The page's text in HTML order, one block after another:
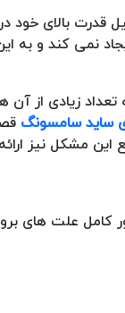
قدرت بالای خود
نمی کند و به
زیادی از آن
ساید سامسونگ
مشکل نیز
کامل علت های